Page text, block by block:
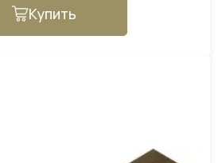
Купить